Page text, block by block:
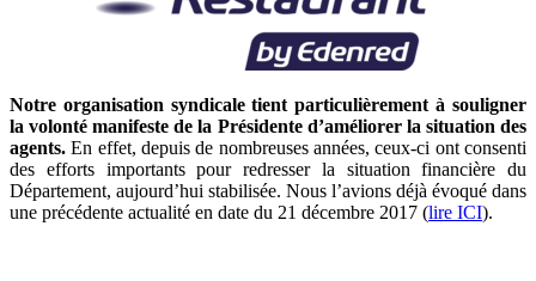
Notre organisation syndicale tient particulièrement à souligner
la volonté manifeste de la Présidente d’améliorer la situation des
agents.En effet, depuis de nombreuses années, ceux-ci ont consenti
des efforts importants pour redresser la situation financière du
Département, aujourd’hui stabilisée. Nous l’avions déjà évoqué dans
une précédente actualité en date du 21 décembre 2017 (lire ICI).